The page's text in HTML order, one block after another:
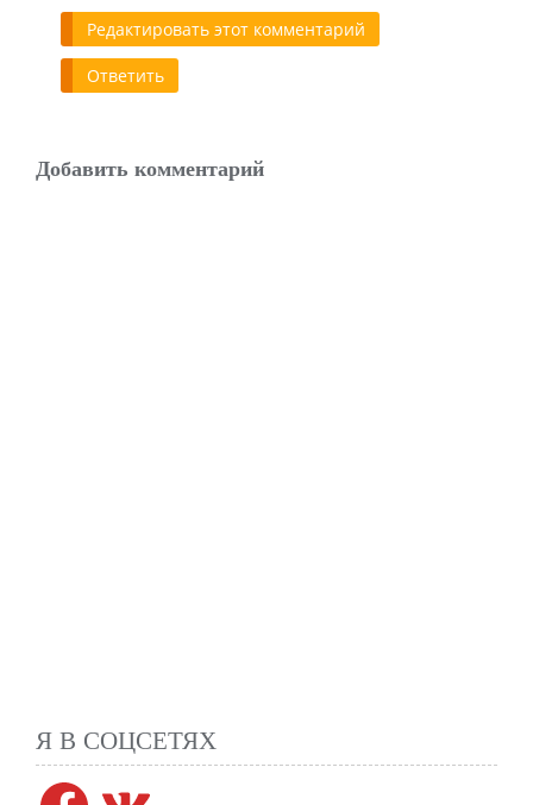
Редактировать этот комментарий
Ответить
Добавить комментарий
Я В СОЦСЕТЯХ
Facebook